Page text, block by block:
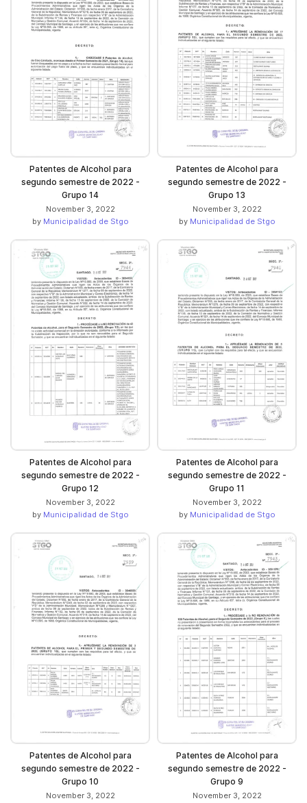
Patentes de Alcohol para
segundo semestre de 2022 -
Grupo 14
November 3, 2022
by Municipalidad de Stgo
Patentes de Alcohol para
segundo semestre de 2022 -
Grupo 13
November 3, 2022
by Municipalidad de Stgo
Patentes de Alcohol para
segundo semestre de 2022 -
Grupo 12
November 3, 2022
by Municipalidad de Stgo
Patentes de Alcohol para
segundo semestre de 2022 -
Grupo 11
November 3, 2022
by Municipalidad de Stgo
Patentes de Alcohol para
segundo semestre de 2022 -
Grupo 10
November 3, 2022
Patentes de Alcohol para
segundo semestre de 2022 -
Grupo 9
November 3, 2022